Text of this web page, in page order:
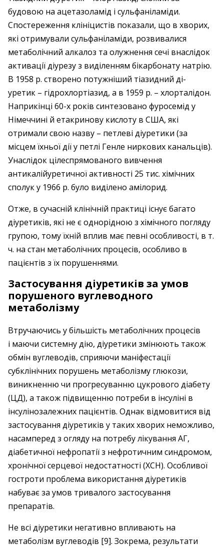
будовою на ацетазоламід і сульфаніламіди.
Спостереження клініцистів показали, що в хворих,
які отримували сульфаніламіди, розвивалися
метаболічний алкалоз та олужнення сечі внаслідок
активації діурезу з виділенням бікарбонату натрію.
В 1958 р. створено потужніший тіазидний ді­
уретик – гідрохлортіазид, а в 1959 р. – хлорталідон.
Наприкінці 60-х років синтезовано фуросемід у
Німеччині й етакринову кислоту в США, які
отримали свою назву – петлеві діуретики (за
місцем їхньої дії у петлі Генле ниркових канальців).
Унаслідок цілеспрямованого вивчення
антикалійуретичної активності 25 тис. хімічних
сполук у 1966 р. було виділено амілорид.
Отже, в сучасній клінічній практиці існує багато
діуретиків, які не є однорідною з хімічного погляду
групою, тому їхній вплив має певні особливості, в т.
ч. на стан метаболічних процесів, особливо в
пацієнтів з їх порушеннями.
Застосування діуретиків за умов
порушеного вуглеводного
метаболізму
Втручаючись у більшість метаболічних процесів
і маючи системну дію, діуретики змінюють також
обмін вуглеводів, сприяючи маніфестації
субклінічних порушень метаболізму глюкози,
виникненню чи прогресуванню цукрового діабету
(ЦД), а також підвищенню потреби в інсуліні в
інсулінозалежних пацієнтів. Однак відмовитися від
застосування діуретиків у таких хворих неможливо,
насамперед з огляду на потребу лікування АГ,
діабетичної нефропатії з нефротичним синдромом,
хронічної серцевої недостатності (ХСН). Особливої
гостроти проблема використання діуретиків
набуває за умов тривалого застосування
препаратів.
Не всі діуретики негативно впливають на
метаболізм вуглеводів [9]. Зокрема, результати